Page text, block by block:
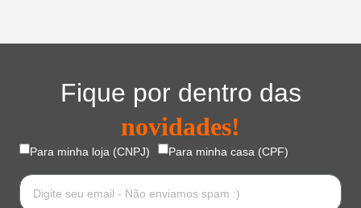
Fique por dentro das
novidades!
Para minha loja (CNPJ) Para minha casa (CPF)